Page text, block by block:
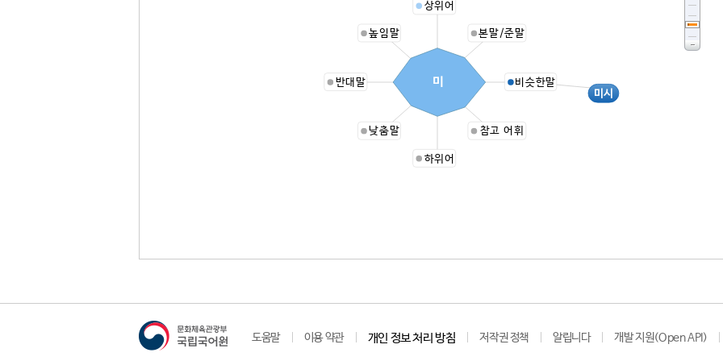
상위어
본말/준말
미시
비슷한말
참고 어휘
하위어
낮춤말
반대말
높임말
미
도움말 이용 약관 개인 정보 처리 방침 저작권 정책 알립니다 개발 지원(Open API)